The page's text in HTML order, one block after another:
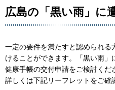
広島の「黒い雨」に
一定の要件を満たすと認められる
けることができます。「黒い雨
健康手帳の交付申請をご検討くだ
詳しくは下記リーフレットをご確